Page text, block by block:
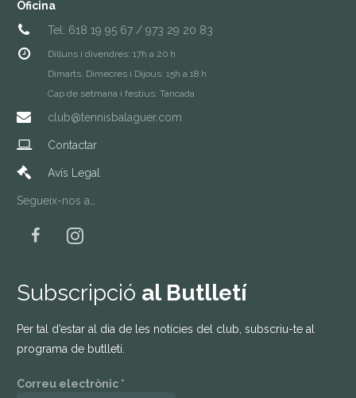
Oficina
Tel: 618 19 95 67 / 973 29 20 83
Dilluns i divendres: 17h a 20 h
Dimarts, Dimecres i Dijous: 15h a 18 h
Cap de setmana i festius: Tancada
club@tennisbalaguer.com
Contactar
Avís Legal
Segueix-nos a…
Subscripció al Butlletí
Per tal d’estar al dia de les notícies del club, subscriu-te al
programa de butlletí.
Correu electrònic *